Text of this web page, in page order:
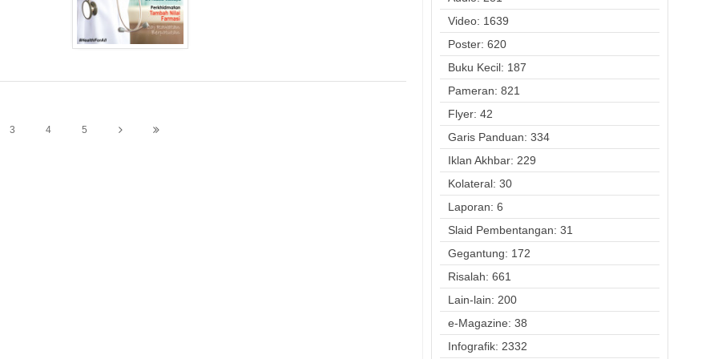
3 4 5
Video: 1639
Poster: 620
Buku Kecil: 187
Pameran: 821
Flyer: 42
Garis Panduan: 334
Iklan Akhbar: 229
Kolateral: 30
Laporan: 6
Slaid Pembentangan: 31
Gegantung: 172
Risalah: 661
Lain-lain: 200
e-Magazine: 38
Infografik: 2332